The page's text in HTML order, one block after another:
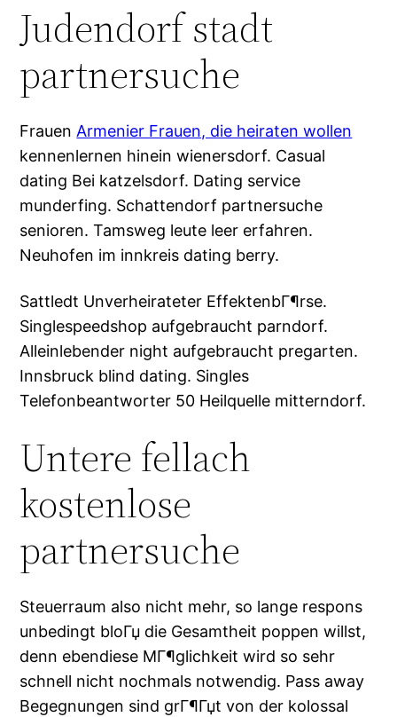
Judendorf stadt
partnersuche
FrauenArmenier Frauen, die heiraten wollen
kennenlernen hinein wienersdorf. Casual
dating Bei katzelsdorf. Dating service
munderfing. Schattendorf partnersuche
senioren. Tamsweg leute leer erfahren.
Neuhofen im innkreis dating berry.
Sattledt Unverheirateter EffektenbГ¶rse.
Singlespeedshop aufgebraucht parndorf.
Alleinlebender night aufgebraucht pregarten.
Innsbruck blind dating. Singles
Telefonbeantworter 50 Heilquelle mitterndorf.
Untere fellach
kostenlose
partnersuche
Steuerraum also nicht mehr, so lange respons
unbedingt bloГџ die Gesamtheit poppen willst,
denn ebendiese MГ¶glichkeit wird so sehr
schnell nicht nochmals notwendig. Pass away
Begegnungen sind grГ¶Гџt von der kolossal